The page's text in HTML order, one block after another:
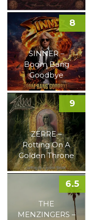
SINNER –
Boom Bang
Goodbye
8
ZERRE –
Rotting On A
Golden Throne
9
THE
MENZINGERS –
6.5